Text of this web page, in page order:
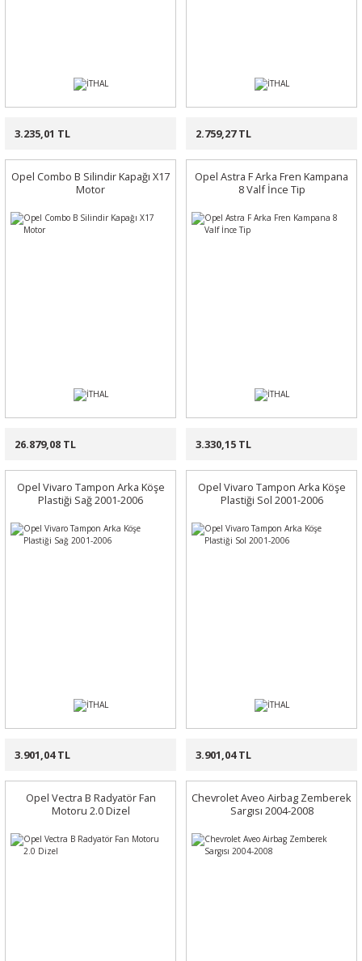
3.235,01 TL 2.759,27 TL
Opel Combo B Silindir Kapağı X17
Motor
26.879,08 TL
Opel Astra F Arka Fren Kampana
8 Valf İnce Tip
3.330,15 TL
Opel Vivaro Tampon Arka Köşe
Plastiği Sağ 2001-2006
3.901,04 TL
Opel Vivaro Tampon Arka Köşe
Plastiği Sol 2001-2006
3.901,04 TL
Opel Vectra B Radyatör Fan
Motoru 2.0 Dizel
Chevrolet Aveo Airbag Zemberek
Sargısı 2004-2008